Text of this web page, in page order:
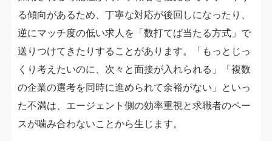
る傾向があるため、丁寧な対応が後回しになったり、
逆にマッチ度の低い求人を「数打てば当たる方式」で
送りつけてきたりすることがあります。「もっとじっ
くり考えたいのに、次々と面接が入れられる」「複数
の企業の選考を同時に進められて余裕がない」といっ
た不満は、エージェント側の効率重視と求職者のペー
スが噛み合わないことから生じます。